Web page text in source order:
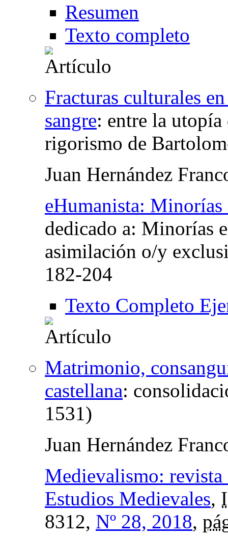
Resumen
Texto completo
Fracturas culturales
sangre: entre la utopía
rigorismo de
Juan Hernández
eHumanista: Minorías
dedicado a: Minorías
asimilación o/y
182-204
Texto Completo
Matrimonio,
castellana:
1531)
Juan Hernández
Medievalismo: revista
Estudios Medievales,
8312, Nº 28, 2018,